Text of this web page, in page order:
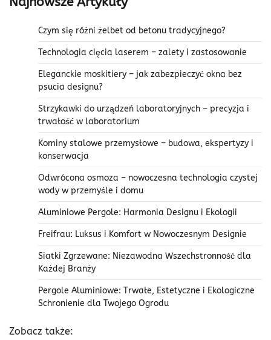
Czym się różni żelbet od betonu tradycyjnego?
Technologia cięcia laserem – zalety i zastosowanie
Eleganckie moskitiery – jak zabezpieczyć okna bez
psucia designu?
Strzykawki do urządzeń laboratoryjnych – precyzja i
trwałość w laboratorium
Kominy stalowe przemysłowe – budowa, ekspertyzy i
konserwacja
Odwrócona osmoza – nowoczesna technologia czystej
wody w przemyśle i domu
Aluminiowe Pergole: Harmonia Designu i Ekologii
Freifrau: Luksus i Komfort w Nowoczesnym Designie
Siatki Zgrzewane: Niezawodna Wszechstronność dla
Każdej Branży
Pergole Aluminiowe: Trwałe, Estetyczne i Ekologiczne
Schronienie dla Twojego Ogrodu
Zobacz także: